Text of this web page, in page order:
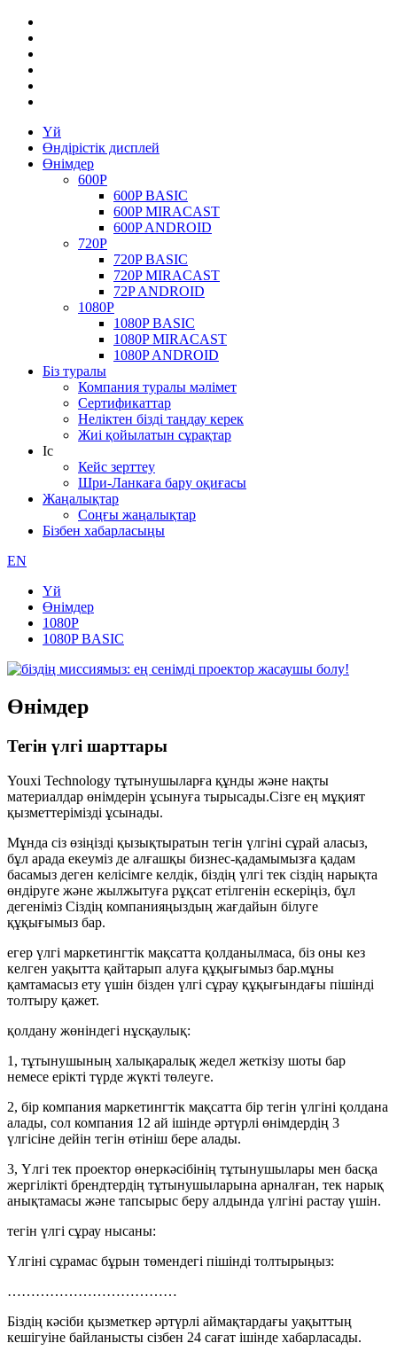
Үй
Өндірістік дисплей
Өнімдер
600P
600P BASIC
600P MIRACAST
600P ANDROID
720P
720P BASIC
720P MIRACAST
72P ANDROID
1080P
1080P BASIC
1080P MIRACAST
1080P ANDROID
Біз туралы
Компания туралы мәлімет
Сертификаттар
Неліктен бізді таңдау керек
Жиі қойылатын сұрақтар
Іс
Кейс зерттеу
Шри-Ланкаға бару оқиғасы
Жаңалықтар
Соңғы жаңалықтар
Бізбен хабарласыңы
EN
Үй
Өнімдер
1080P
1080P BASIC
Өнімдер
Тегін үлгі шарттары
Youxi Technology тұтынушыларға құнды және нақты
материалдар өнімдерін ұсынуға тырысады.Сізге ең мұқият
қызметтерімізді ұсынады.
Мұнда сіз өзіңізді қызықтыратын тегін үлгіні сұрай аласыз,
бұл арада екеуміз де алғашқы бизнес-қадамымызға қадам
басамыз деген келісімге келдік, біздің үлгі тек сіздің нарықта
өндіруге және жылжытуға рұқсат етілгенін ескеріңіз, бұл
дегеніміз Сіздің компанияңыздың жағдайын білуге ​​
құқығымыз бар.
егер үлгі маркетингтік мақсатта қолданылмаса, біз оны кез
келген уақытта қайтарып алуға құқығымыз бар.мұны
қамтамасыз ету үшін бізден үлгі сұрау құқығындағы пішінді
толтыру қажет.
қолдану жөніндегі нұсқаулық:
1, тұтынушының халықаралық жедел жеткізу шоты бар
немесе ерікті түрде жүкті төлеуге.
2, бір компания маркетингтік мақсатта бір тегін үлгіні қолдана
алады, сол компания 12 ай ішінде әртүрлі өнімдердің 3
үлгісіне дейін тегін өтініш бере алады.
3, Үлгі тек проектор өнеркәсібінің тұтынушылары мен басқа
жергілікті брендтердің тұтынушыларына арналған, тек нарық
анықтамасы және тапсырыс беру алдында үлгіні растау үшін.
тегін үлгі сұрау нысаны:
Үлгіні сұрамас бұрын төмендегі пішінді толтырыңыз:
………………………………
Біздің кәсіби қызметкер әртүрлі аймақтардағы уақыттың
кешігуіне байланысты сізбен 24 сағат ішінде хабарласады.